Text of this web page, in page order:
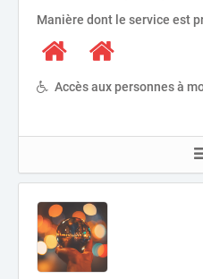
Manière dont le service est
Accès aux personnes à